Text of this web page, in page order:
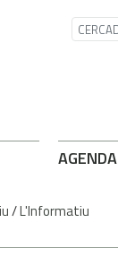
AGENDA
/L'Informatiu